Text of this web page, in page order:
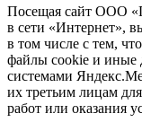
Посещая сайт ООО
в сети «Интернет»,
в том числе с тем,
файлы cookie и иные
системами
их третьим лицам
работ или оказания